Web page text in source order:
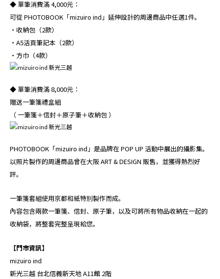
◆ 單筆消費滿 4,000元：
可從 PHOTOBOOK「mizuiro ind」延伸設計的周邊商品中任選1件。
・收納包（2款）
・A5活頁筆記本（2款）
・方巾（4款）
◆ 單筆消費滿 8,000元：
贈送一筆箋禮盒組
（ 一筆箋＋信封＋原子筆＋收納包 ）
PHOTOBOOK「mizuiro ind」是品牌在 POP UP 活動中展出的攝影集。
以照片製作的周邊商品曾在大阪 ART & DESIGN 販售，並獲得熱烈好
評。
一筆箋套組使用京都和紙特別製作而成。
內容包含兩款一筆箋、信封、原子筆，以及可將所有物品收納在一起的
收納袋，將整套完整呈現給您。
【門市資訊】
mizuiro ind
新光三越 台北信義新天地 A11館 2階